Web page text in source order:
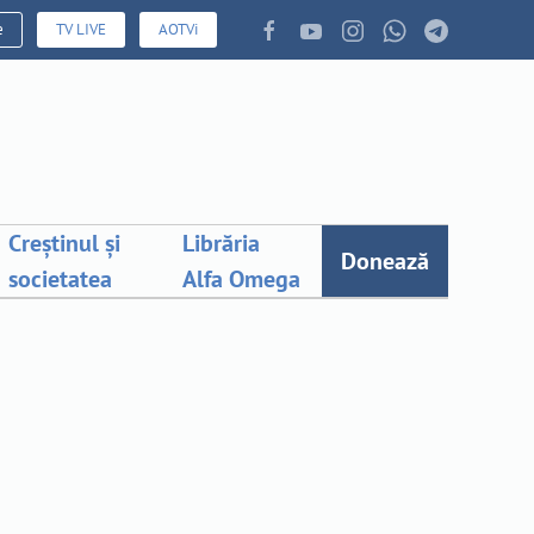
TV LIVE AOTVi
Creștinul și
societatea
Librăria
Alfa Omega
Donează